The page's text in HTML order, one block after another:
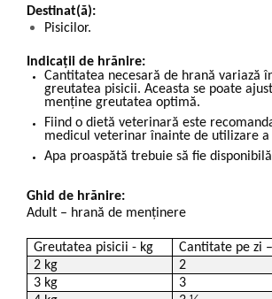
Destinat(ă):
Pisicilor.
Indicații de hrănire:
Cantitatea necesară de hrană variază
greutatea pisicii. Aceasta se poate
menține greutatea optimă.
Fiind o dietă veterinară este
medicul veterinar înainte de utilizare a
Apa proaspătă trebuie să fie
Ghid de hrănire:
Adult – hrană de menținere
Greutatea pisicii - kg
Cantitate pe zi
2 kg
2
3 kg
3